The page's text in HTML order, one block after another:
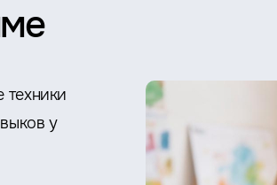
техники
у